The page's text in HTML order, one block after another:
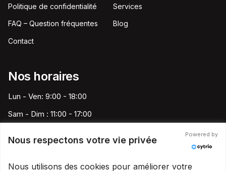
Politique de confidentialité Services
FAQ – Question fréquentes Blog
Contact
Nos horaires
Lun - Ven: 9:00 - 18:00
Sam - Dim : 11:00 - 17:00
Speed Pare-Brise France
contact@speedparebrise13.fr
Nous respectons votre vie privée
Powered by
Nous utilisons des cookies pour améliorer votre